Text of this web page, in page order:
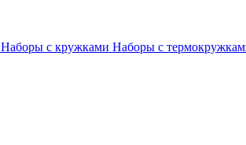
Наборы с кружками Наборы с